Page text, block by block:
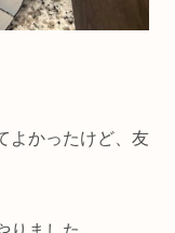
よかったけど、友